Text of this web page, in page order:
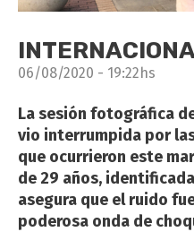
06/08/2020 - 19:22hs
La sesión fotográfica
vio interrumpida por
que ocurrieron este
de 29 años,
asegura que el ruido
poderosa onda de